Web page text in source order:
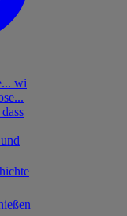
wi